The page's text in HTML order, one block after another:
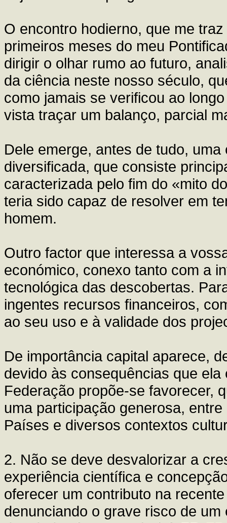
O encontro hodierno, que me
primeiros meses do meu
dirigir o olhar rumo ao futuro,
da ciência neste nosso século,
como jamais se verificou ao
vista traçar um balanço, parcial
Dele emerge, antes de tudo,
diversificada, que consiste
caracterizada pelo fim do «mito
teria sido capaz de resolver em
homem.
Outro factor que interessa a
económico, conexo tanto com a
tecnológica das descobertas.
ingentes recursos financeiros,
ao seu uso e à validade dos
De importância capital aparece,
devido às consequências que
Federação propõe-se favorecer,
uma participação generosa,
Países e diversos contextos
2. Não se deve desvalorizar a
experiência científica e
oferecer um contributo na
denunciando o grave risco de